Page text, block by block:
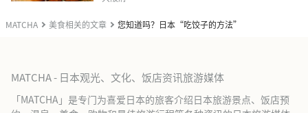
MATCHA 美食相关的文章 您知道吗？日本“吃饺子的方法”
MATCHA - 日本观光、文化、饭店资讯旅游媒体
「MATCHA」是专门为喜爱日本的旅客介绍日本旅游景点、饭店预